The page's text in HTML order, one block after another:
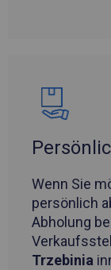
Wenn Sie
persönlich
Abholung
Trzebinia